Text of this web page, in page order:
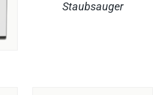
Staubsauger